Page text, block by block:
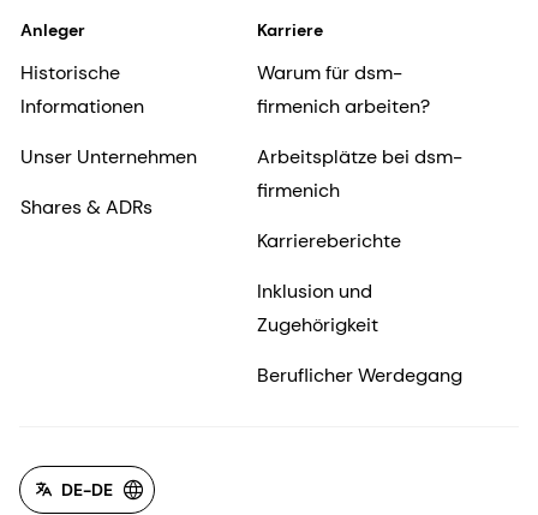
Anleger
Historische
Informationen
Unser Unternehmen
Shares & ADRs
Karriere
Warum für dsm-
firmenich arbeiten?
Arbeitsplätze bei dsm-
firmenich
Karriereberichte
Inklusion und
Zugehörigkeit
Beruflicher Werdegang
DE-DE